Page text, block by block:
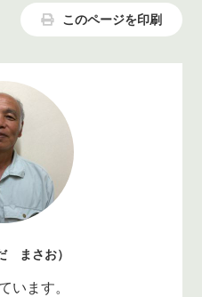
このページを印刷
まさお）
います。